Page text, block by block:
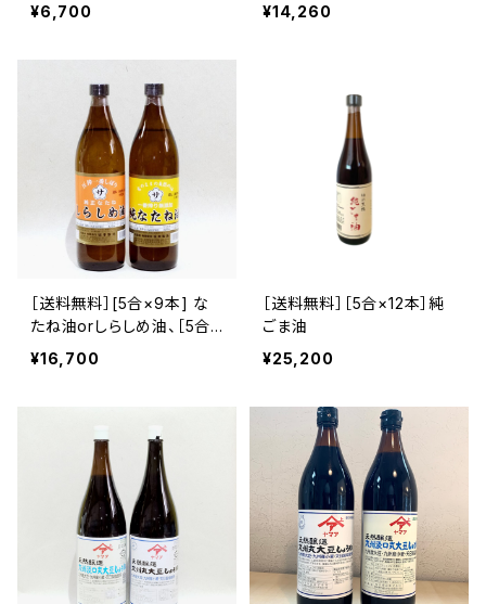
¥6,700
¥14,260
［送料無料］[5合×9本] な
たね油orしらしめ油、［5合×
3本］純ごま油セット
¥16,700
［送料無料］［5合×12本］純
ごま油
¥25,200